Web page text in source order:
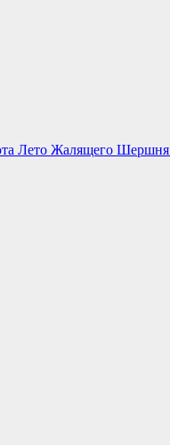
Лето Жалящего Шершня